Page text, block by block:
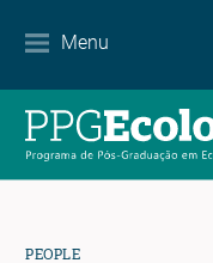
Menu
Contact
PEOPLE